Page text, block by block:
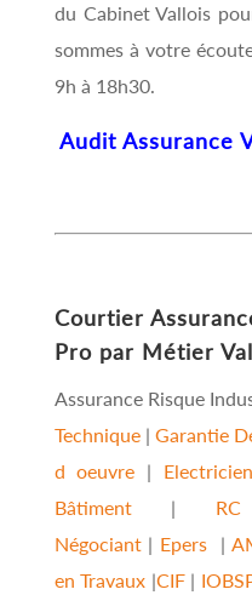
du Cabinet Vallois
sommes à votre
9h à 18h30.
Audit Assurance
Courtier
Pro par Métier
Assurance Risque
Technique|Garantie
d oeuvre | Electricien
Bâtiment|
Négociant| Epers |
en Travaux |CIF|